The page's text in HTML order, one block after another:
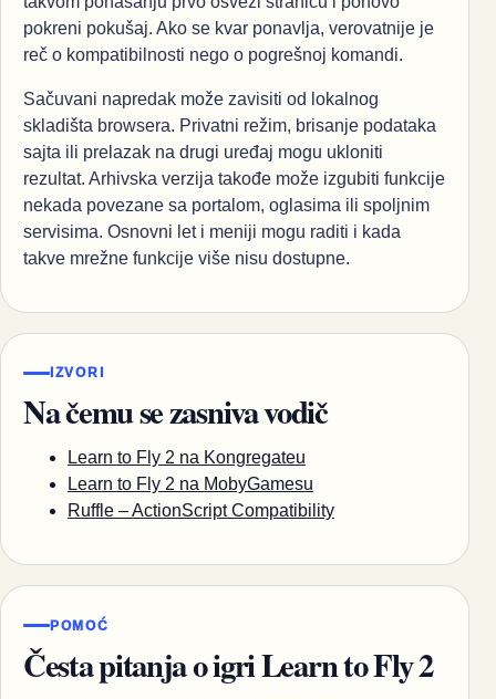
pokreni pokušaj. Ako se kvar ponavlja, verovatnije je
reč o kompatibilnosti nego o pogrešnoj komandi.
Sačuvani napredak može zavisiti od lokalnog
skladišta browsera. Privatni režim, brisanje podataka
sajta ili prelazak na drugi uređaj mogu ukloniti
rezultat. Arhivska verzija takođe može izgubiti funkcije
nekada povezane sa portalom, oglasima ili spoljnim
servisima. Osnovni let i meniji mogu raditi i kada
takve mrežne funkcije više nisu dostupne.
IZVORI
Na čemu se zasniva vodič
Learn to Fly 2 na Kongregateu
Learn to Fly 2 na MobyGamesu
Ruffle – ActionScript Compatibility
POMOĆ
Česta pitanja o igri Learn to Fly 2